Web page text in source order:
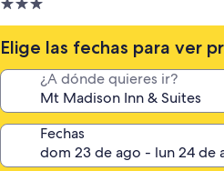
Propiedad
de
3.0
estrellas
Elige las fechas para ver
¿A dónde quieres ir?
Fechas